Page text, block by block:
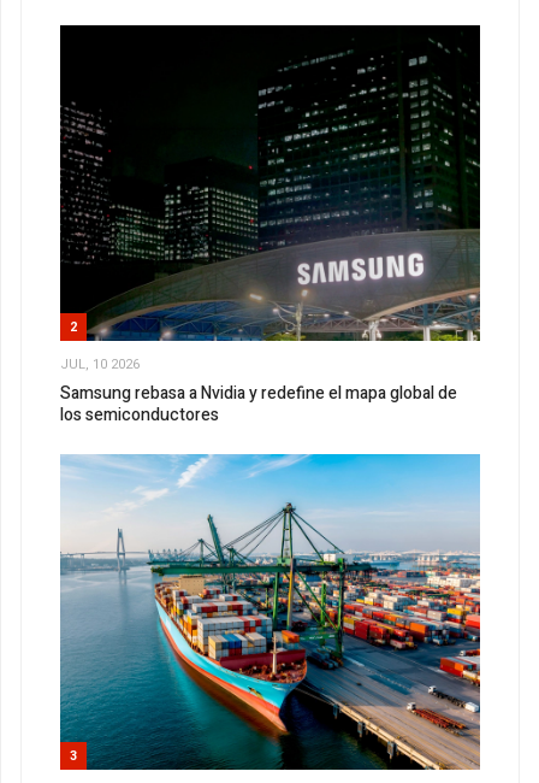
2
JUL, 10 2026
Samsung rebasa a Nvidia y redefine el mapa global de
los semiconductores
3